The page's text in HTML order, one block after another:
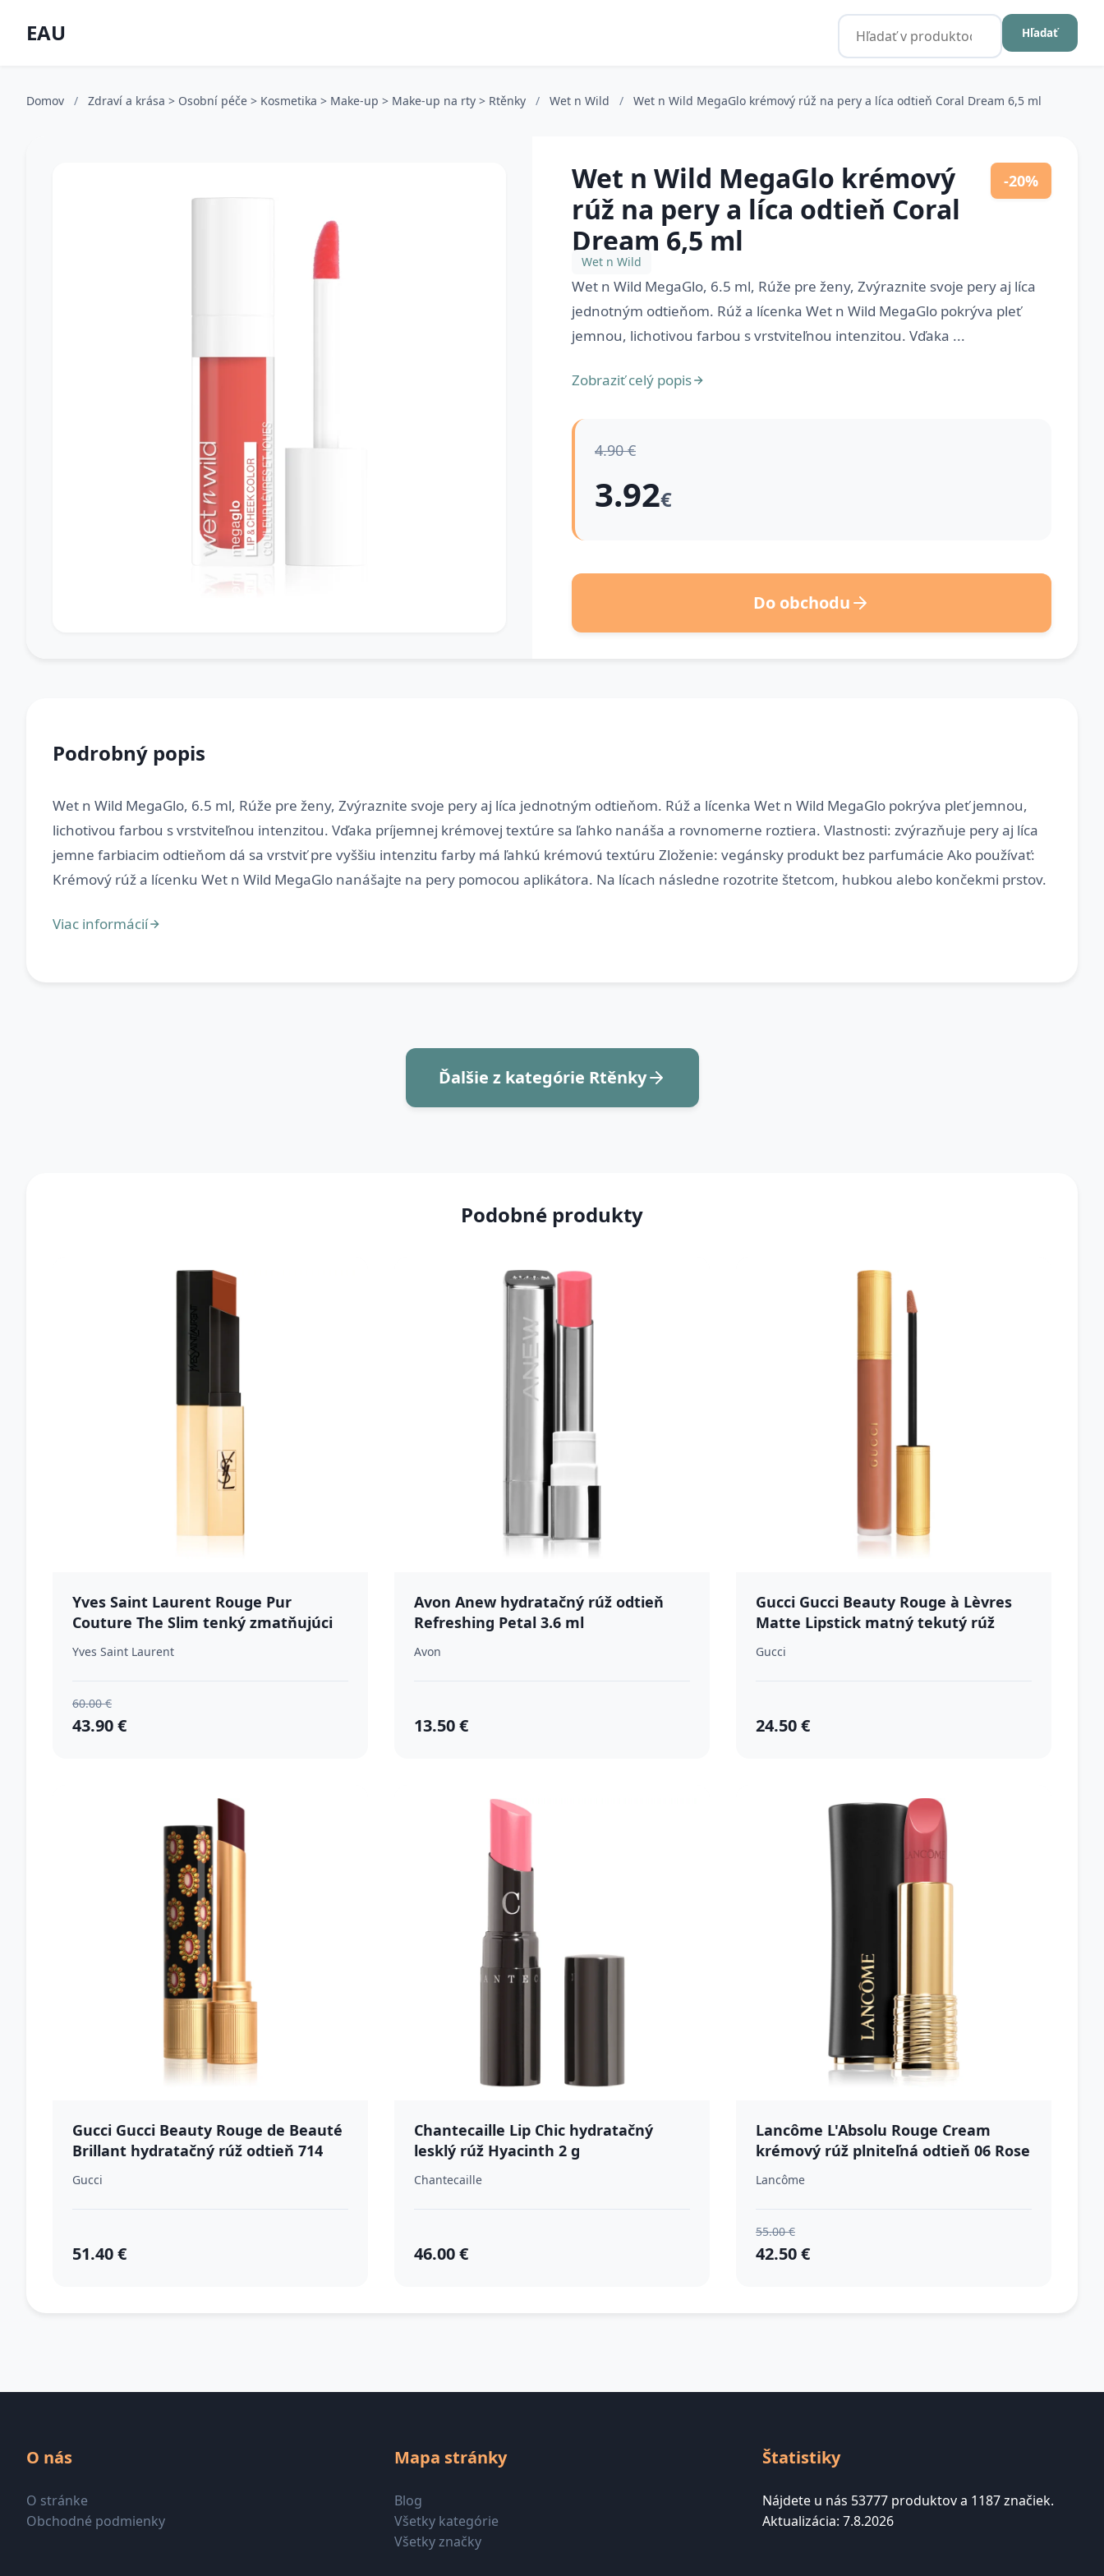
EAU Hľadať
Domov / Zdraví a krása > Osobní péče > Kosmetika > Make-up > Make-up na rty > Rtěnky / Wet n Wild / Wet n Wild MegaGlo krémový rúž na pery a líca odtieň Coral Dream 6,5 ml
Wet n Wild MegaGlo krémový
rúž na pery a líca odtieň Coral
Dream 6,5 ml
-20%
Wet n Wild
Wet n Wild MegaGlo, 6.5 ml, Rúže pre ženy, Zvýraznite svoje pery aj líca
jednotným odtieňom. Rúž a lícenka Wet n Wild MegaGlo pokrýva pleť
jemnou, lichotivou farbou s vrstviteľnou intenzitou. Vďaka ...
Zobraziť celý popis
4.90 €
3.92€
Do obchodu
Podrobný popis
Wet n Wild MegaGlo, 6.5 ml, Rúže pre ženy, Zvýraznite svoje pery aj líca jednotným odtieňom. Rúž a lícenka Wet n Wild MegaGlo pokrýva pleť jemnou,
lichotivou farbou s vrstviteľnou intenzitou. Vďaka príjemnej krémovej textúre sa ľahko nanáša a rovnomerne roztiera. Vlastnosti: zvýrazňuje pery aj líca
jemne farbiacim odtieňom dá sa vrstviť pre vyššiu intenzitu farby má ľahkú krémovú textúru Zloženie: vegánsky produkt bez parfumácie Ako používať:
Ďalšie z kategórie Rtěnky
Podobné produkty
Yves Saint Laurent Rouge Pur
Couture The Slim tenký zmatňujúci
rúž s koženým efektom odtieň 38 2,2
Yves Saint Laurent
60.00 €
43.90 €
Avon Anew hydratačný rúž odtieň
Refreshing Petal 3.6 ml
Avon
13.50 €
Gucci Gucci Beauty Rouge à Lèvres
Matte Lipstick matný tekutý rúž
odtieň 315 May Peach 6.5 ml
Gucci
24.50 €
Gucci Gucci Beauty Rouge de Beauté
Brillant hydratačný rúž odtieň 714
Jody Wild Mauve 1.8 g
Gucci
51.40 €
Chantecaille Lip Chic hydratačný
lesklý rúž Hyacinth 2 g
Chantecaille
46.00 €
Lancôme L'Absolu Rouge Cream
krémový rúž plniteľná odtieň 06 Rose
Nu 3.4 g
Lancôme
55.00 €
42.50 €
O nás
O stránke
Obchodné podmienky
Mapa stránky
Blog
Všetky kategórie
Všetky značky
Štatistiky
Nájdete u nás 53777 produktov a 1187 značiek.
Aktualizácia: 7.8.2026